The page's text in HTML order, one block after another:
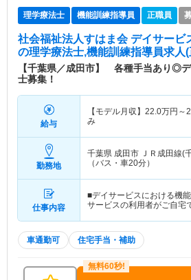
理学療法士 機能訓練指導員 正職員
社会福祉法人すはま会 デイサービ
の理学療法士,機能訓練指導員求人
【千葉県／成田市】 各種手当あり◎
士募集！
給与
【モデル月収】 22.0万円～
み
勤務地
千葉県 成田市 ＪＲ成田線(
（バス・車20分）
仕事内容
■デイサービスにおける機能訓
サービスの利用者がご自宅
車通勤可 住宅手当・補助